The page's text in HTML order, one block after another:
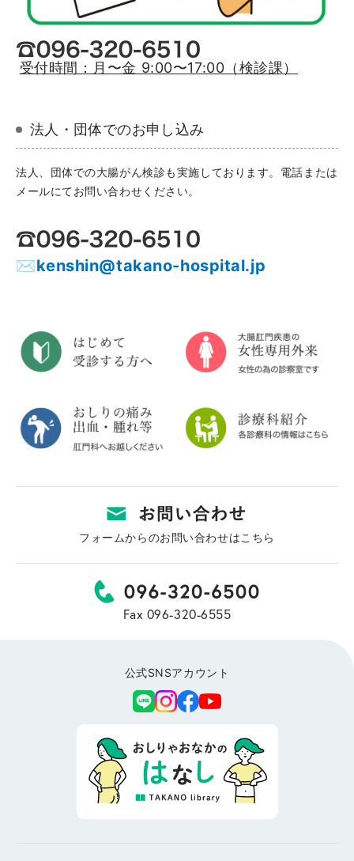
受付時間：月〜金 9:00〜17:00（検診課）
法人・団体でのお申し込み
法人、団体での大腸がん検診も実施しております。電話または
メールにてお問い合わせください。
✉kenshin@takano-hospital.jp
フォームからのお問い合わせはこちら
Fax 096-320-6555
公式SNSアカウント